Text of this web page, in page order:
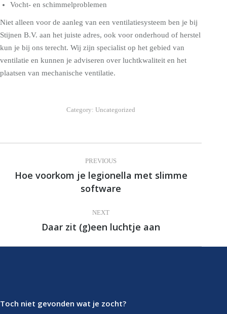
Vocht- en schimmelproblemen
Niet alleen voor de aanleg van een ventilatiesysteem ben je bij
Stijnen B.V. aan het juiste adres, ook voor onderhoud of herstel
kun je bij ons terecht. Wij zijn specialist op het gebied van
ventilatie en kunnen je adviseren over luchtkwaliteit en het
plaatsen van mechanische ventilatie.
Category: Uncategorized
navigation
PREVIOUS
Previous
post:
Hoe voorkom je legionella met slimme
software
NEXT
Next
Daar zit (g)een luchtje aan
Toch niet gevonden wat je zocht?